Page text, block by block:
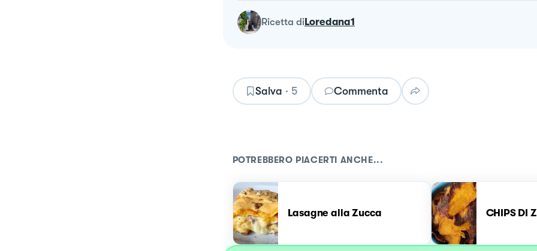
ricetta diLoredana1
Salva · 5 Commenta
POTREBBERO PIACERTI ANCHE...
Lasagne alla Zucca CHIPS DI